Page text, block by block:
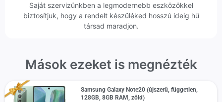
Saját szervizünkben a legmodernebb eszközökkel
biztosítjuk, hogy a rendelt készüléked hosszú ideig hű
társad maradjon.
Mások ezeket is megnézték
Samsung Galaxy Note20 (újszerű, független,
128GB, 8GB RAM, zöld)